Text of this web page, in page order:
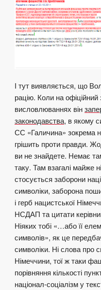
І тут виявляється, що
рацію. Коли на офіційний
висловлюваннях він
законодавства, в якому
СС «Галичина» зокрема
грішить проти правди.
ви не знайдете. Немає
таку. Там взагалі майже
стосується заборони
символіки, заборона
і герб нацистської
НСДАП та цитати
Ніяких тобі «…або її
символів», як це
символіки. Ні слова про
Німеччини, тої ж таки
порівняння кількості
націонал-соціалізм у